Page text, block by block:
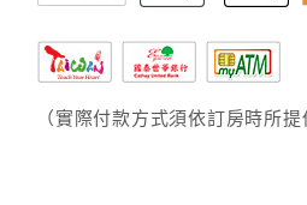
（實際付款方式須依訂房時所提